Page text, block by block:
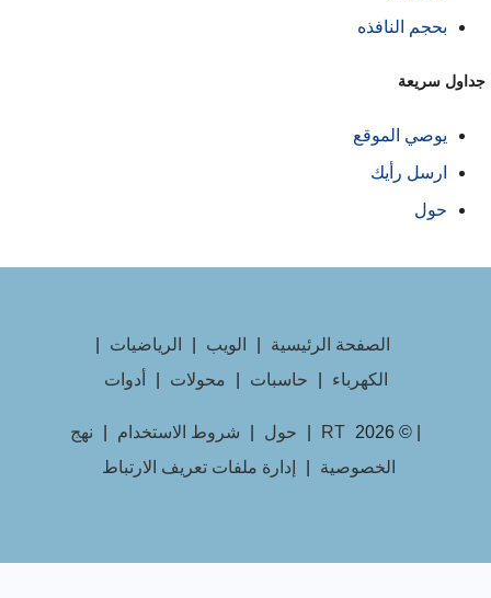
بحجم النافذه
سريعة
يوصي الموقع
ارسل رأيك
حول
الصفحة الرئيسية | الويب | الرياضيات |
الكهرباء | حاسبات | محولات | أدوات
| © 2026
RT
| حول | شروط الاستخدام |
نهج
الخصوصية | إدارة ملفات تعريف الارتباط